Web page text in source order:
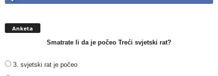
Anketa
Smatrate li da je počeo Treći svjetski rat?
3. svjetski rat je počeo